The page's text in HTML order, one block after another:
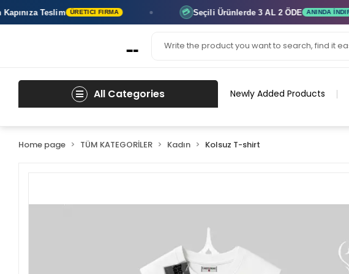
Teslim ÜRETICI FIRMA Seçili Ürünlerde3 AL 2 ÖDE ANINDA İNDIRIM
All Categories Newly Added Products
Home page TÜM KATEGORİLER Kadın Kolsuz T-shirt